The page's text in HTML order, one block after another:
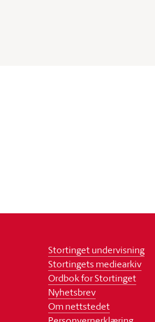
Stortinget undervisning
Stortingets mediearkiv
Ordbok for Stortinget
Nyhetsbrev
Om nettstedet